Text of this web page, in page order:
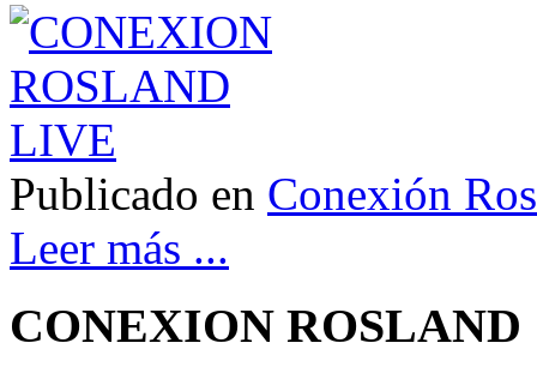
Publicado en Conexión
Leer más ...
CONEXION ROSLAND